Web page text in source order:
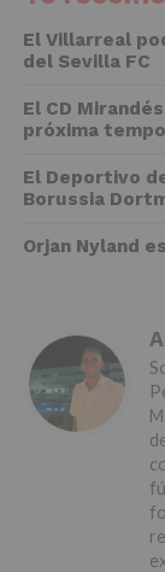
El Villarreal
del Sevilla FC
El CD
próxima
El Deportivo
Borussia
Orjan Nyland